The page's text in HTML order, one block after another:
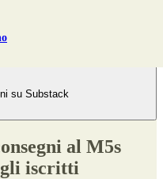
su Substack
al M5s
iscritti